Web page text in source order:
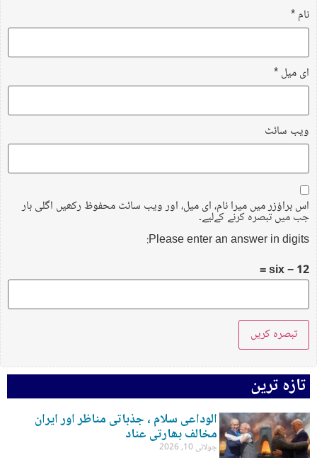
نام*
ای میل*
ویب‌ سائٹ
اس براؤزر میں میرا نام، ای میل، اور ویب سائٹ محفوظ رکھیں اگلی بار
جب میں تبصرہ کرنے کےلیے۔
Please enter an answer in digits:
12 − six =
تازہ ترین
الوداعی سلام ، جذباتی مناظر اور ایران
مخالف بھارتی عناد
جولائی 10, 2026